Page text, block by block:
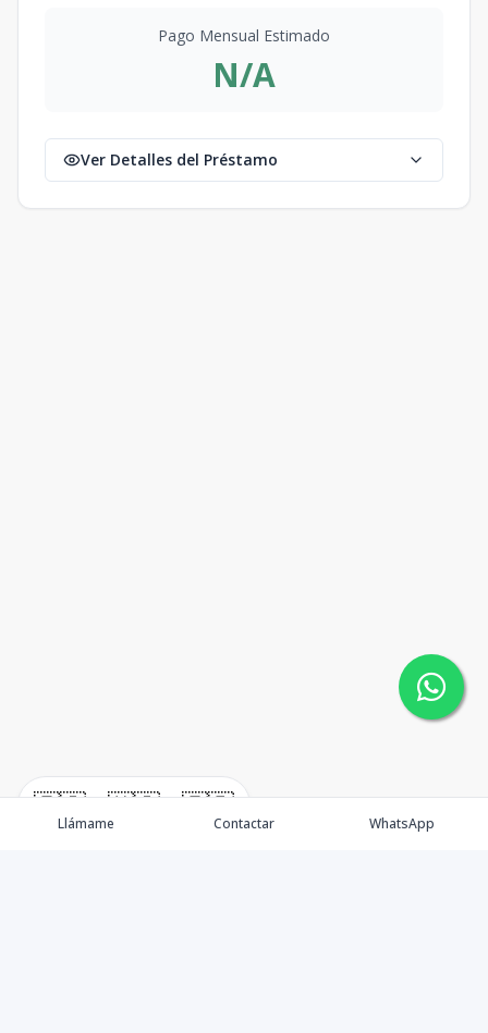
🇪🇸 🇺🇸 🇫🇷
Pago Mensual Estimado
N/A
Ver Detalles del Préstamo
Llámame Contactar WhatsApp